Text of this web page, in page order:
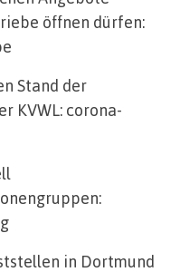
öffnen dürfen:
Stand der
KVWL: corona-
in Dortmund